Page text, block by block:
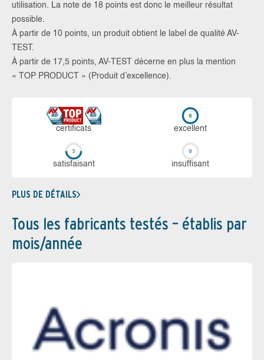
utilisation. La note de 18 points est donc le meilleur résultat
possible.
À partir de 10 points, un produit obtient le label de qualité AV-
TEST.
À partir de 17,5 points, AV-TEST décerne en plus la mention
« TOP PRODUCT » (Produit d’excellence).
certi­ficats ex­cellent
sa­tis­fai­sant in­suf­fi­sant
PLUS DE DÉTAILS
Tous les fabricants testés – établis par
mois/année